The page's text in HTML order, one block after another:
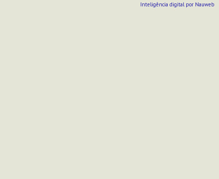
Inteligência digital por Nauweb